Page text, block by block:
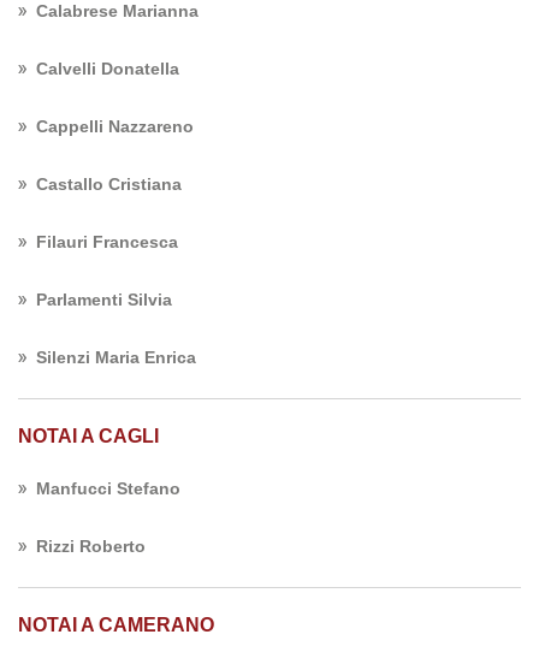
Calabrese Marianna
Calvelli Donatella
Cappelli Nazzareno
Castallo Cristiana
Filauri Francesca
Parlamenti Silvia
Silenzi Maria Enrica
NOTAI A CAGLI
Manfucci Stefano
Rizzi Roberto
NOTAI A CAMERANO